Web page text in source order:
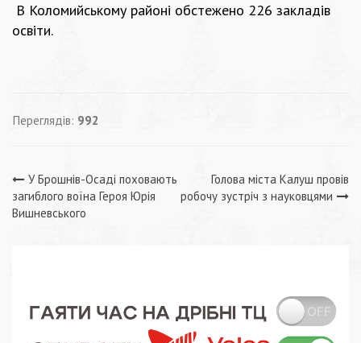
В Коломийському районі обстежено 226 закладів
освіти.
Переглядів: 992
Навігація
записів
У Брошнів-Осаді поховають
загиблого воїна Героя Юрія
Вишневського
Голова міста Калуш провів
робочу зустріч з науковцями